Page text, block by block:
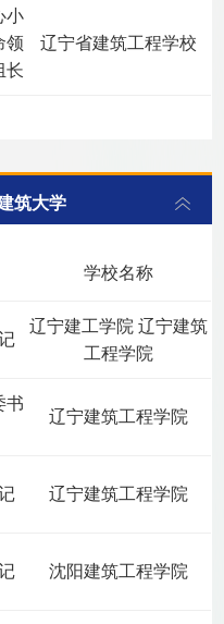
小
领
长
辽宁省建筑工程学校
筑大学
学校名称
辽宁建工学院 辽宁建筑
工程学院
书
辽宁建筑工程学院
辽宁建筑工程学院
沈阳建筑工程学院